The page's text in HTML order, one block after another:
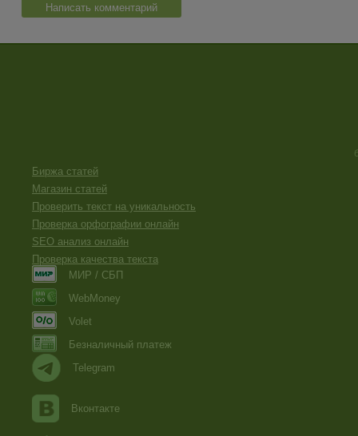
Написать комментарий
Биржа статей
Магазин статей
Проверить текст на уникальность
Проверка орфографии онлайн
SEO анализ онлайн
Проверка качества текста
МИР / СБП
WebMoney
Volet
Безналичный платеж
Telegram
Вконтакте